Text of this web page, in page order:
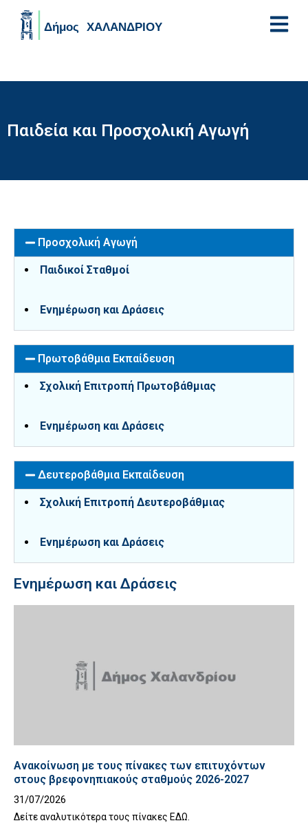
Παιδεία και Προσχολική Αγωγή
Προσχολική Αγωγή
Παιδικοί Σταθμοί
Ενημέρωση και Δράσεις
Πρωτοβάθμια Εκπαίδευση
Σχολική Επιτροπή Πρωτοβάθμιας
Ενημέρωση και Δράσεις
Δευτεροβάθμια Εκπαίδευση
Σχολική Επιτροπή Δευτεροβάθμιας
Ενημέρωση και Δράσεις
Ενημέρωση και Δράσεις
Ανακοίνωση με τους πίνακες των επιτυχόντων
στους βρεφονηπιακούς σταθμούς 2026-2027
31/07/2026
Δείτε αναλυτικότερα τους πίνακες ΕΔΩ.